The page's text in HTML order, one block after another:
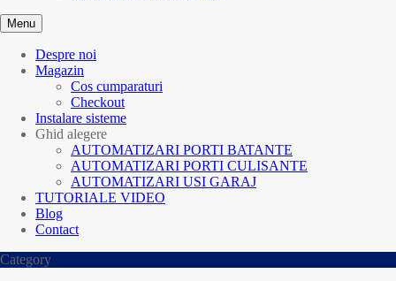
Menu
Despre noi
Magazin
Cos cumparaturi
Checkout
Instalare sisteme
Ghid alegere
AUTOMATIZARI PORTI BATANTE
AUTOMATIZARI PORTI CULISANTE
AUTOMATIZARI USI GARAJ
TUTORIALE VIDEO
Blog
Contact
Category